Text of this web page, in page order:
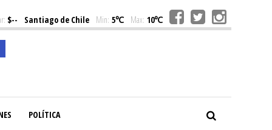
$-- Santiago de Chile Min: 5℃ Max: 10℃
POLÍTICA